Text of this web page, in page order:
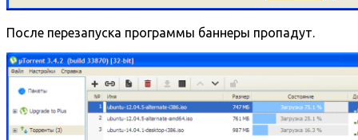
После перезапуска программы баннеры пропадут.